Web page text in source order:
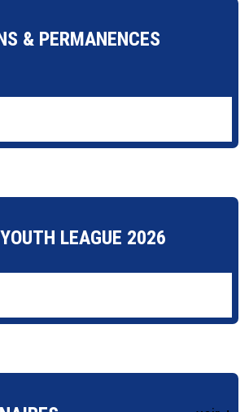
& PERMANENCES
LEAGUE 2026